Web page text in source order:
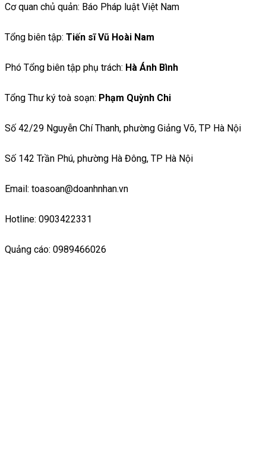
Cơ quan chủ quản: Báo Pháp luật Việt Nam
Tổng biên tập: Tiến sĩ Vũ Hoài Nam
Phó Tổng biên tập phụ trách: Hà Ánh Bình
Tổng Thư ký toà soạn: Phạm Quỳnh Chi
Số 42/29 Nguyễn Chí Thanh, phường Giảng Võ, TP Hà Nội
Số 142 Trần Phú, phường Hà Đông, TP Hà Nội
Email: toasoan@doanhnhan.vn
Hotline: 0903422331
Quảng cáo: 0989466026